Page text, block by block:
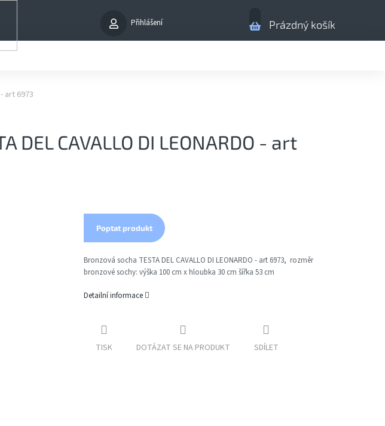
Přihlášení
Nákupní
košík
Prázdný košík
art 6973
DEL CAVALLO DI LEONARDO - art
Poptat produkt
Bronzová socha TESTA DEL CAVALLO DI LEONARDO - art 6973, rozměr
bronzové sochy: výška 100 cm x hloubka 30 cm šířka 53 cm
Detailní informace
TISK DOTÁZAT SE NA PRODUKT SDÍLET